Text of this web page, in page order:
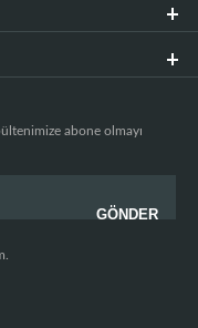
abone olmayı